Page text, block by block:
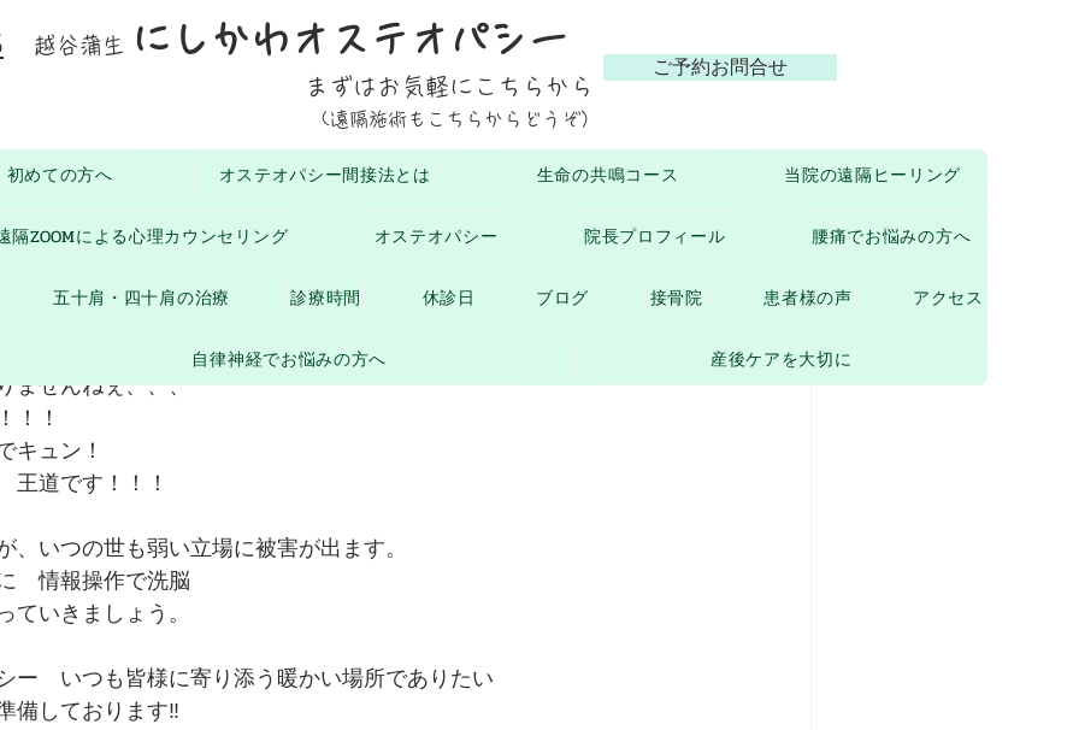
ご予約お問合せ
越谷蒲生 にしかわオステオパシー
まずはお気軽にこちらから
(遠隔施術もこちらからどうぞ）
です！！！
読了時間: 1分
ませんねぇ、、、
！！
キュン！
王道です！！！
、いつの世も弱い立場に被害が出ます。
　情報操作で洗脳
ていきましょう。
ー　いつも皆様に寄り添う暖かい場所でありたい
備しております‼️
初めての方へ オステオパシー間接法とは 生命の共鳴コース 当院の遠隔ヒーリング
隔ZOOMによる心理カウンセリング オステオパシー 院長プロフィール 腰痛でお悩みの方へ
五十肩・四十肩の治療 診療時間 休診日 ブログ 接骨院 患者様の声 アクセス
自律神経でお悩みの方へ 産後ケアを大切に